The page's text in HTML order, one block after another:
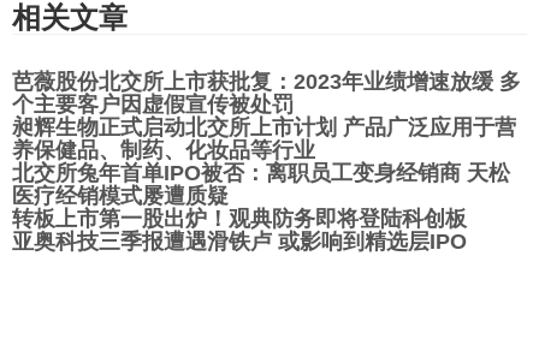
相关文章
芭薇股份北交所上市获批复：2023年业绩增速放缓 多
个主要客户因虚假宣传被处罚
昶辉生物正式启动北交所上市计划 产品广泛应用于营
养保健品、制药、化妆品等行业
北交所兔年首单IPO被否：离职员工变身经销商 天松
医疗经销模式屡遭质疑
转板上市第一股出炉！观典防务即将登陆科创板
亚奥科技三季报遭遇滑铁卢 或影响到精选层IPO